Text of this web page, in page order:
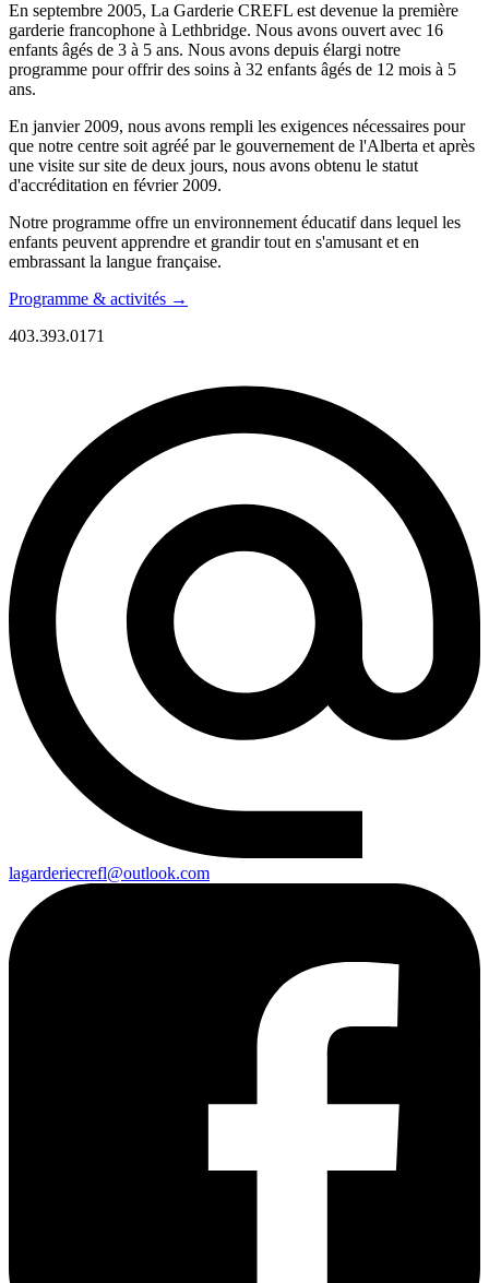
En septembre 2005, La Garderie CREFL est devenue la première
garderie francophone à Lethbridge. Nous avons ouvert avec 16
enfants âgés de 3 à 5 ans. Nous avons depuis élargi notre
programme pour offrir des soins à 32 enfants âgés de 12 mois à 5
ans.
En janvier 2009, nous avons rempli les exigences nécessaires pour
que notre centre soit agréé par le gouvernement de l'Alberta et après
une visite sur site de deux jours, nous avons obtenu le statut
d'accréditation en février 2009.
Notre programme offre un environnement éducatif dans lequel les
enfants peuvent apprendre et grandir tout en s'amusant et en
embrassant la langue française.
Programme & activités →
403.393.0171
lagarderiecrefl@outlook.com